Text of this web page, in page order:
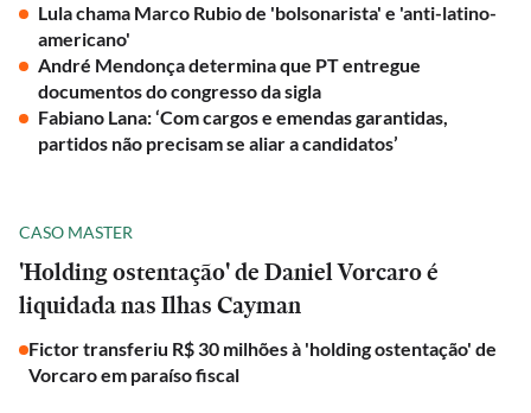
Lula chama Marco Rubio de 'bolsonarista' e 'anti-latino-
americano'
André Mendonça determina que PT entregue
documentos do congresso da sigla
Fabiano Lana: ‘Com cargos e emendas garantidas,
partidos não precisam se aliar a candidatos’
CASO MASTER
'Holding ostentação' de Daniel Vorcaro é
liquidada nas Ilhas Cayman
Fictor transferiu R$ 30 milhões à 'holding ostentação' de
Vorcaro em paraíso fiscal